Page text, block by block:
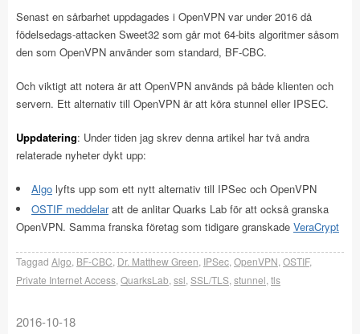
Senast en sårbarhet uppdagades i OpenVPN var under 2016 då
födelsedags-attacken Sweet32 som går mot 64-bits algoritmer såsom
den som OpenVPN använder som standard, BF-CBC.
Och viktigt att notera är att OpenVPN används på både klienten och
servern. Ett alternativ till OpenVPN är att köra stunnel eller IPSEC.
Uppdatering: Under tiden jag skrev denna artikel har två andra
relaterade nyheter dykt upp:
Algo lyfts upp som ett nytt alternativ till IPSec och OpenVPN
OSTIF meddelaratt de anlitar Quarks Lab för att också granska
OpenVPN. Samma franska företag som tidigare granskade VeraCrypt
Taggad Algo BF-CBC Dr. Matthew Green IPSec OpenVPN OSTIF,
Private Internet Access QuarksLab ssl SSL/TLS stunnel tls
2016-10-18